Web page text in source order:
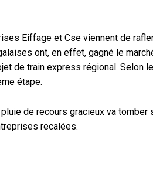
Eiffage et Cse viennent de
ont, en effet, gagné le
de train express régional. Selon
étape.
de recours gracieux va
recalées.